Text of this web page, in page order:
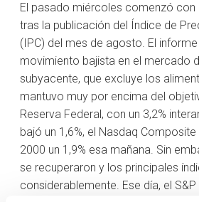
El pasado miércoles comenzó con
tras la publicación del Índice de
(IPC) del mes de agosto. El
movimiento bajista en el mercado
subyacente, que excluye los
mantuvo muy por encima del
Reserva Federal, con un 3,2%
bajó un 1,6%, el Nasdaq Composite
2000 un 1,9% esa mañana. Sin
se recuperaron y los principales
considerablemente. Ese día, el